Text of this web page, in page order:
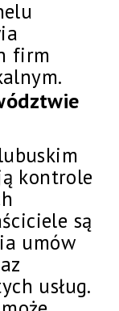
firm
kontrole
są
umów
usług.